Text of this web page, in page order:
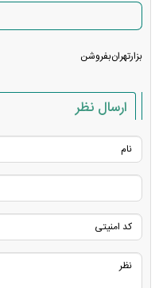
بزار‌تهران‌بفروشن
ارسال نظر